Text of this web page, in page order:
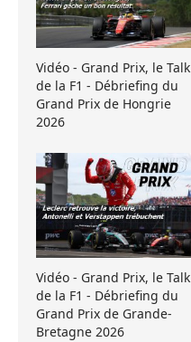
Vidéo - Grand Prix, le Talk
de la F1 - Débriefing du
Grand Prix de Hongrie
2026
Vidéo - Grand Prix, le Talk
de la F1 - Débriefing du
Grand Prix de Grande-
Bretagne 2026